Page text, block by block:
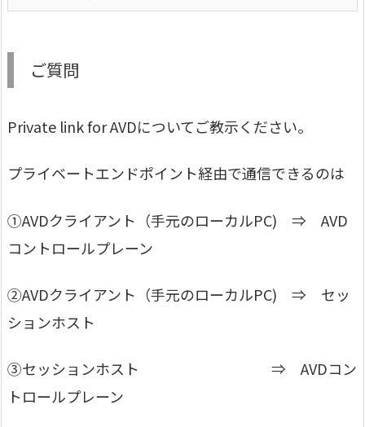
ご質問
Private link for AVDについてご教示ください。
プライベートエンドポイント経由で通信できるのは
①AVDクライアント（手元のローカルPC) ⇒ AVD
コントロールプレーン
②AVDクライアント（手元のローカルPC) ⇒ セッ
ションホスト
③セッションホスト ⇒ AVDコン
トロールプレーン